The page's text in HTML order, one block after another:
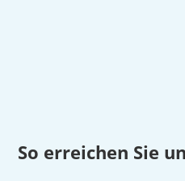
So erreichen Sie